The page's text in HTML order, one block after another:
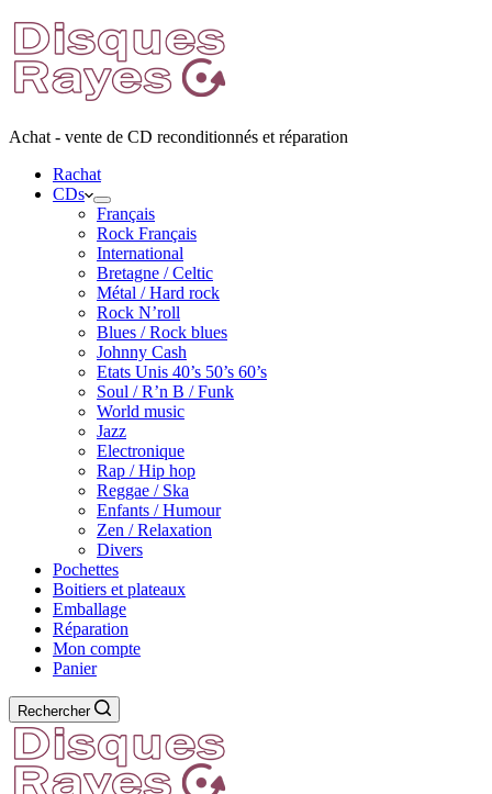
Achat - vente de CD reconditionnés et réparation
Rachat
CDs
Français
Rock Français
International
Bretagne / Celtic
Métal / Hard rock
Rock N’roll
Blues / Rock blues
Johnny Cash
Etats Unis 40’s 50’s 60’s
Soul / R’n B / Funk
World music
Jazz
Electronique
Rap / Hip hop
Reggae / Ska
Enfants / Humour
Zen / Relaxation
Divers
Pochettes
Boitiers et plateaux
Emballage
Réparation
Mon compte
Panier
Rechercher